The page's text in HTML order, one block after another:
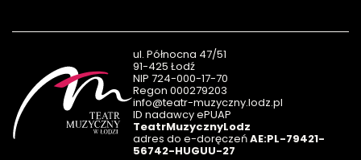
ul. Północna 47/51
91-425 Łodź
NIP 724-000-17-70
Regon 000279203
info@teatr-muzyczny.lodz.pl
ID nadawcy ePUAP
TeatrMuzycznyLodz
adres do e-doręczeńAE:PL-79421-
56742-HUGUU-27